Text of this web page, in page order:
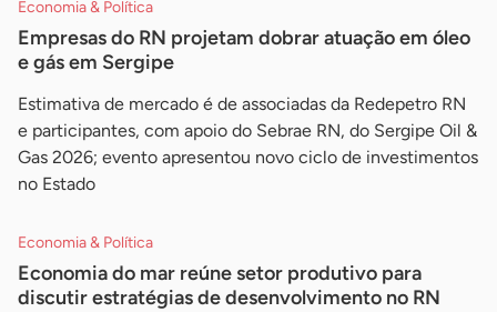
Economia & Política
Empresas do RN projetam dobrar atuação em óleo
e gás em Sergipe
Estimativa de mercado é de associadas da Redepetro RN
e participantes, com apoio do Sebrae RN, do Sergipe Oil &
Gas 2026; evento apresentou novo ciclo de investimentos
no Estado
Economia & Política
Economia do mar reúne setor produtivo para
discutir estratégias de desenvolvimento no RN